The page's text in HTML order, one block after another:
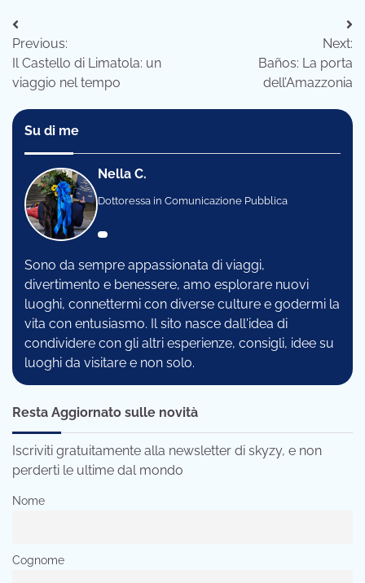
Navigazione
articoli
Previous:
Il Castello di Limatola: un
viaggio nel tempo
Next:
Baños: La porta
dell’Amazzonia
Su di me
Nella C.
Dottoressa in Comunicazione Pubblica
Sono da sempre appassionata di viaggi,
divertimento e benessere, amo esplorare nuovi
luoghi, connettermi con diverse culture e godermi la
vita con entusiasmo. Il sito nasce dall'idea di
condividere con gli altri esperienze, consigli, idee su
luoghi da visitare e non solo.
Resta Aggiornato sulle novità
Iscriviti gratuitamente alla newsletter di skyzy, e non
perderti le ultime dal mondo
Nome
Cognome